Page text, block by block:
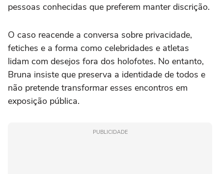
pessoas conhecidas que preferem manter discrição.
O caso reacende a conversa sobre privacidade,
fetiches e a forma como celebridades e atletas
lidam com desejos fora dos holofotes. No entanto,
Bruna insiste que preserva a identidade de todos e
não pretende transformar esses encontros em
exposição pública.
PUBLICIDADE